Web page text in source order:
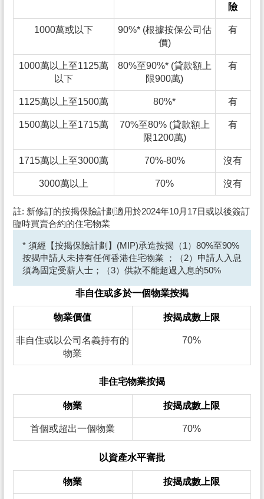
險
1000萬或以下
90%* (根據按保公司估
價)
有
1000萬以上至1125萬
以下
80%至90%* (貸款額上
限900萬)
有
1125萬以上至1500萬 80%* 有
1500萬以上至1715萬
70%至80% (貸款額上
限1200萬)
有
1715萬以上至3000萬 70%-80% 沒有
3000萬以上 70% 沒有
註: 新修訂的按揭保險計劃適用於2024年10月17日或以後簽訂
臨時買賣合約的住宅物業
* 須經【按揭保險計劃】(MIP)承造按揭（1）80%至90%
按揭申請人未持有任何香港住宅物業 ；（2）申請人入息
須為固定受薪人士；（3）供款不能超過入息的50%
非自住或多於一個物業按揭
物業價值 按揭成數上限
非自住或以公司名義持有的
物業
70%
非住宅物業按揭
物業 按揭成數上限
首個或超出一個物業 70%
以資產水平審批
物業 按揭成數上限